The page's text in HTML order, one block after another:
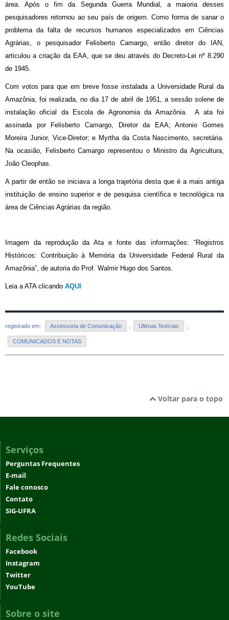
área. Após o fim da Segunda Guerra Mundial, a maioria desses
pesquisadores retornou ao seu país de origem. Como forma de sanar o
problema da falta de recursos humanos especializados em Ciências
Agrárias, o pesquisador Felisberto Camargo, então diretor do IAN,
articulou a criação da EAA, que se deu através do Decreto-Lei nº 8.290
de 1945.
Com votos para que em breve fosse instalada a Universidade Rural da
Amazônia, foi realizada, no dia 17 de abril de 1951, a sessão solene de
instalação oficial da Escola de Agronomia da Amazônia. A ata foi
assinada por Felisberto Camargo, Diretor da EAA; Antonio Gomes
Moreira Junior, Vice-Diretor; e Myrtha da Costa Nascimento, secretária.
Na ocasião, Felisberto Camargo representou o Ministro da Agricultura,
João Cleophas.
A partir de então se iniciava a longa trajetória desta que é a mais antiga
instituição de ensino superior e de pesquisa científica e tecnológica na
área de Ciências Agrárias da região.
Imagem da reprodução da Ata e fonte das informações: “Registros
Históricos: Contribuição à Memória da Universidade Federal Rural da
Amazônia”, de autoria do Prof. Walmir Hugo dos Santos.
Leia a ATA clicando AQUI
registrado em: Assessoria de Comunicação Ultimas Notícias
COMUNICADOS E NOTAS
Voltar para o topo
Serviços
Perguntas Frequentes
E-mail
Fale conosco
Contato
SIG-UFRA
Redes Sociais
Facebook
Instagram
Twitter
YouTube
Sobre o site